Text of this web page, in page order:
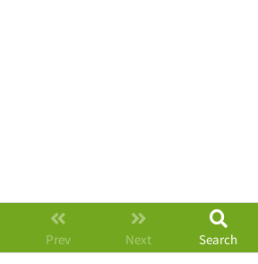
Prev Next Search